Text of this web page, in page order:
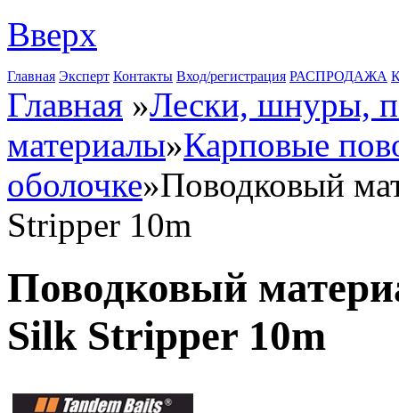
Вверх
Главная Эксперт Контакты Вход/регистрация РАСПРОДАЖА
Главная »Лески, шнуры,
материалы»Карповые
оболочке»Поводковый
Stripper 10m
Поводковый
Silk Stripper 10m